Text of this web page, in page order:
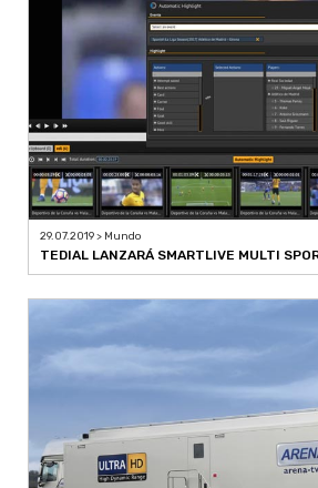
29.07.2019 > Mundo
TEDIAL LANZARÁ SMARTLIVE MULTI